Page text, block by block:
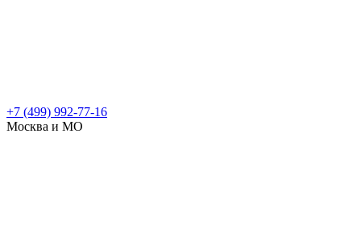
+7 (499) 992-77-16
Москва и МО